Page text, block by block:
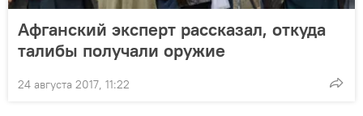
Афганский эксперт рассказал, откуда
талибы получали оружие
24 августа 2017, 11:22